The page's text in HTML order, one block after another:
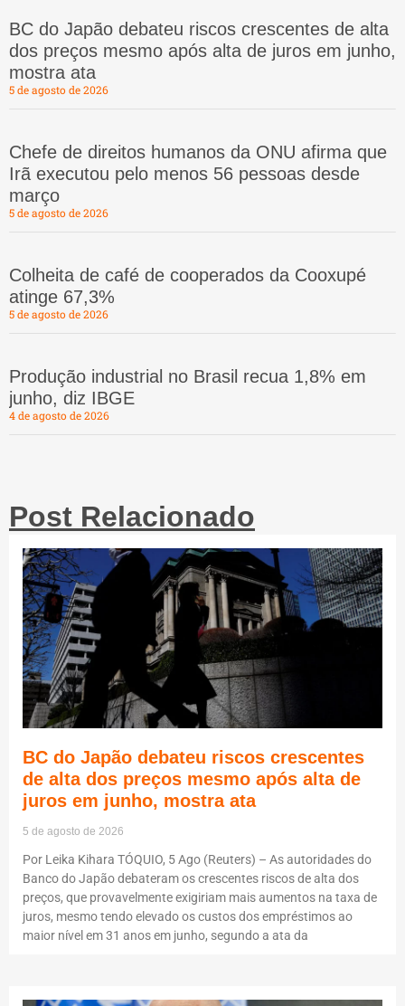
BC do Japão debateu riscos crescentes de alta
dos preços mesmo após alta de juros em junho,
mostra ata
5 de agosto de 2026
Chefe de direitos humanos da ONU afirma que
Irã executou pelo menos 56 pessoas desde
março
5 de agosto de 2026
Colheita de café de cooperados da Cooxupé
atinge 67,3%
5 de agosto de 2026
Produção industrial no Brasil recua 1,8% em
junho, diz IBGE
4 de agosto de 2026
Post Relacionado
BC do Japão debateu riscos crescentes
de alta dos preços mesmo após alta de
juros em junho, mostra ata
5 de agosto de 2026
Por Leika Kihara TÓQUIO, 5 Ago (Reuters) – As autoridades do
Banco do Japão debateram os crescentes riscos de alta dos
preços, que provavelmente exigiriam mais aumentos na taxa de
juros, mesmo tendo elevado os custos dos empréstimos ao
maior nível em 31 anos em junho, segundo a ata da